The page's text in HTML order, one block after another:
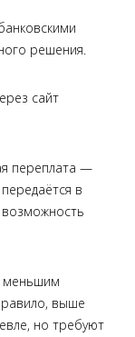
решения.
сайт
переплата —
в
выше
но требуют